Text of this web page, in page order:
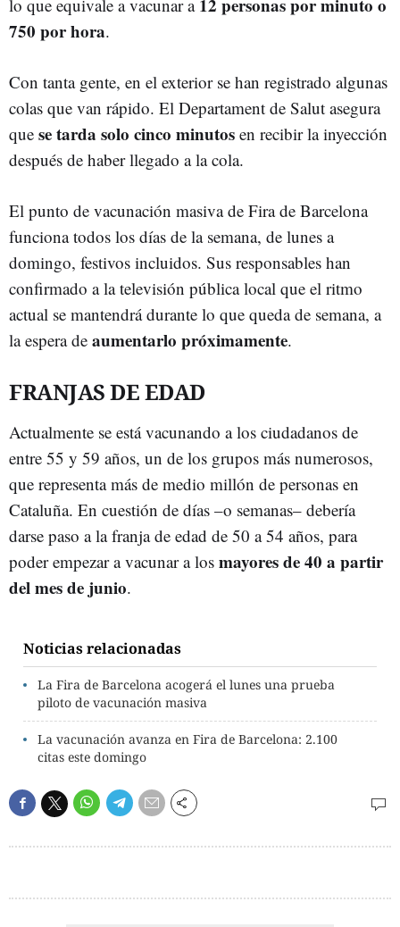
lo que equivale a vacunar a12 personas por minuto o
750 por hora.
Con tanta gente, en el exterior se han registrado algunas
colas que van rápido. El Departament de Salut asegura
que se tarda solo cinco minutos en recibir la inyección
después de haber llegado a la cola.
El punto de vacunación masiva de Fira de Barcelona
funciona todos los días de la semana, de lunes a
domingo, festivos incluidos. Sus responsables han
confirmado a la televisión pública local que el ritmo
actual se mantendrá durante lo que queda de semana, a
la espera de aumentarlo próximamente.
FRANJAS DE EDAD
Actualmente se está vacunando a los ciudadanos de
entre 55 y 59 años, un de los grupos más numerosos,
que representa más de medio millón de personas en
Cataluña. En cuestión de días –o semanas– debería
darse paso a la franja de edad de 50 a 54 años, para
poder empezar a vacunar a los mayores de 40 a partir
del mes de junio.
Noticias relacionadas
La Fira de Barcelona acogerá el lunes una prueba
piloto de vacunación masiva
La vacunación avanza en Fira de Barcelona: 2.100
citas este domingo